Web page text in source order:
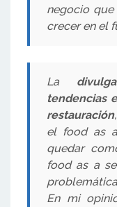
negocio
crecer en el
La
tendencias
restauración,
el food as
quedar
food as a
En mi